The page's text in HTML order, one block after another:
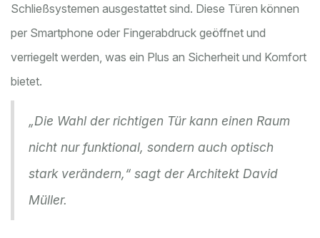
Schließsystemen ausgestattet sind. Diese Türen können
per Smartphone oder Fingerabdruck geöffnet und
verriegelt werden, was ein Plus an Sicherheit und Komfort
bietet.
„Die Wahl der richtigen Tür kann einen Raum
nicht nur funktional, sondern auch optisch
stark verändern,“ sagt der Architekt David
Müller.